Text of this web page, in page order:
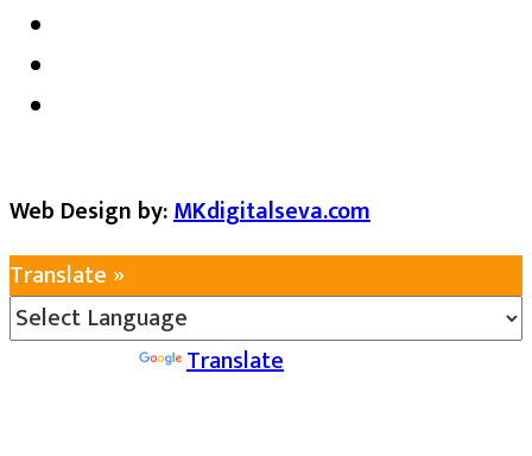
Web Design by:MKdigitalseva.com
Translate »
Translate